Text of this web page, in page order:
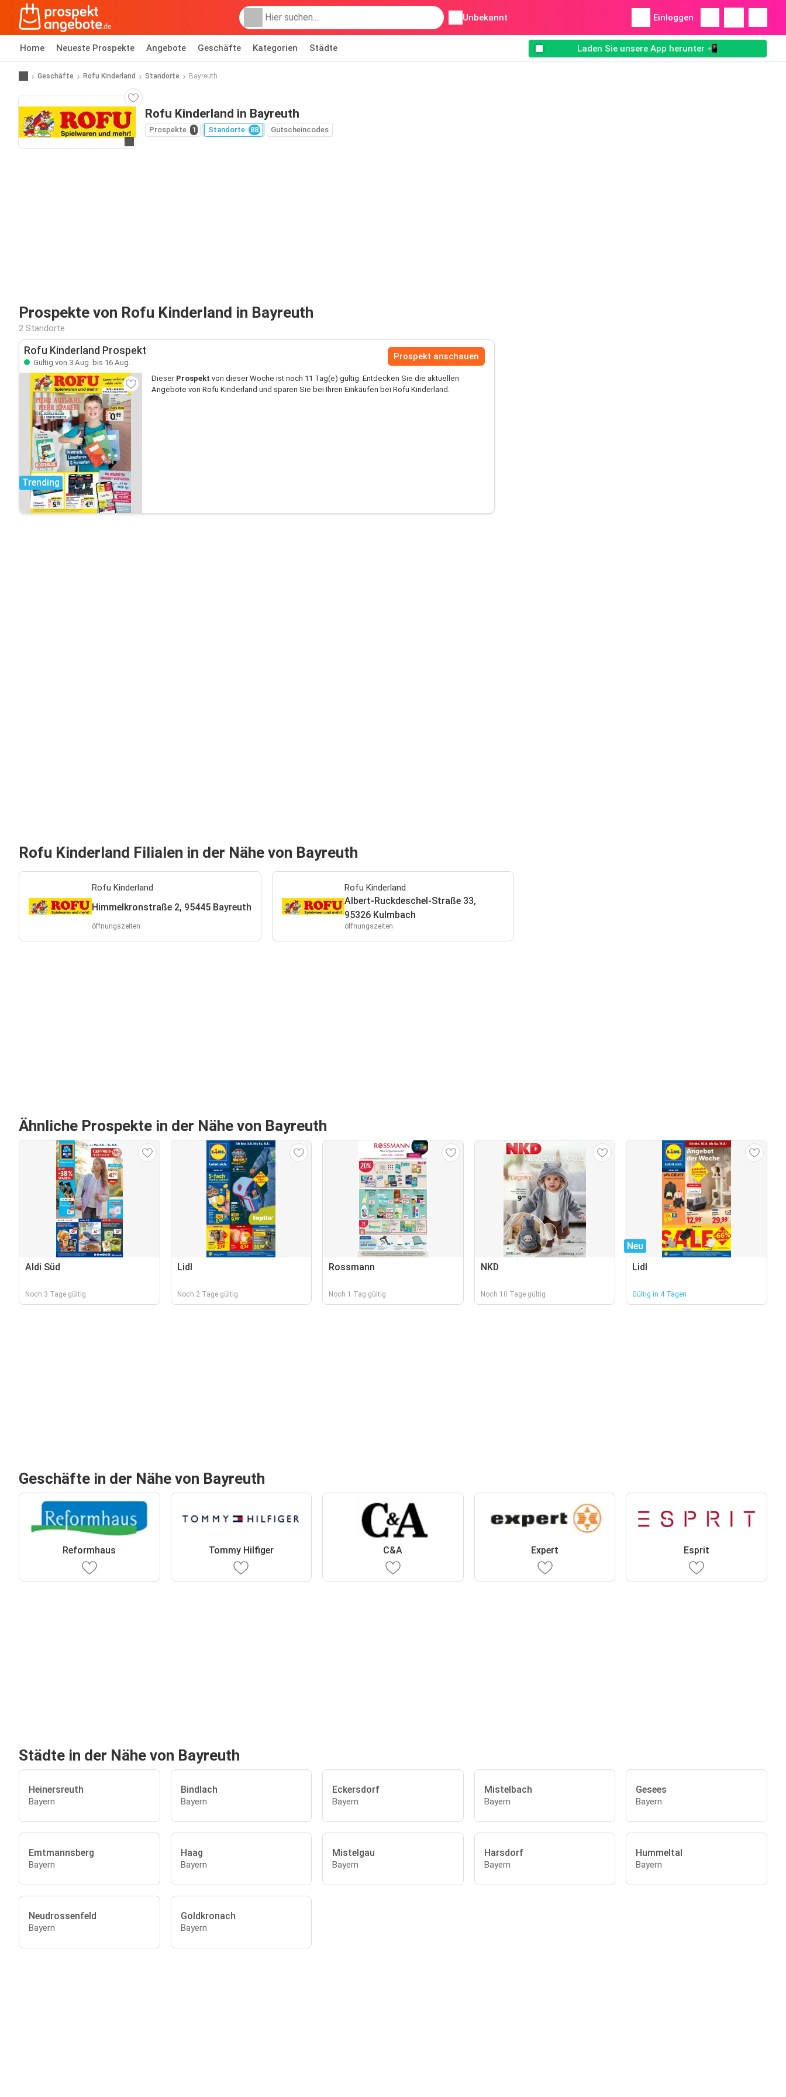
Unbekannt Einloggen
Home Neueste Prospekte Angebote Geschäfte Kategorien Städte Laden Sie unsere App herunter 📲
Geschäfte Rofu Kinderland Standorte Bayreuth
Rofu Kinderland in Bayreuth
Prospekte 1 Standorte 88 Gutscheincodes
Prospekte von Rofu Kinderland in Bayreuth
2 Standorte
Rofu Kinderland Prospekt
Gültig von 3 Aug. bis 16 Aug.
Prospekt anschauen
Trending
Dieser Prospekt von dieser Woche ist noch 11 Tag(e) gültig. Entdecken Sie die aktuellen
Angebote von Rofu Kinderland und sparen Sie bei Ihren Einkäufen bei Rofu Kinderland.
Rofu Kinderland Filialen in der Nähe von Bayreuth
Rofu Kinderland
Himmelkronstraße 2, 95445 Bayreuth
öffnungszeiten
Rofu Kinderland
Albert-Ruckdeschel-Straße 33,
95326 Kulmbach
öffnungszeiten
Ähnliche Prospekte in der Nähe von Bayreuth
Aldi Süd
Noch 3 Tage gültig
Lidl
Noch 2 Tage gültig
Rossmann
Noch 1 Tag gültig
NKD
Noch 10 Tage gültig
Neu
Lidl
Gültig in 4 Tagen
Geschäfte in der Nähe von Bayreuth
Reformhaus Tommy Hilfiger C&A Expert Esprit
Städte in der Nähe von Bayreuth
Heinersreuth
Bayern
Bindlach
Bayern
Eckersdorf
Bayern
Mistelbach
Bayern
Gesees
Bayern
Emtmannsberg
Bayern
Haag
Bayern
Mistelgau
Bayern
Harsdorf
Bayern
Hummeltal
Bayern
Neudrossenfeld
Bayern
Goldkronach
Bayern